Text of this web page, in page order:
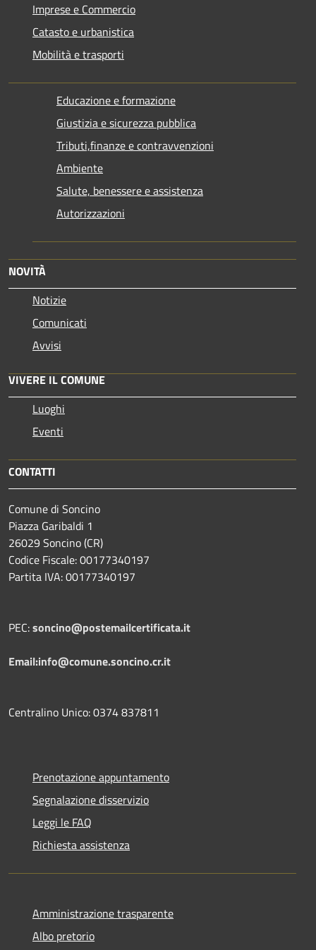
Imprese e Commercio
Catasto e urbanistica
Mobilità e trasporti
Educazione e formazione
Giustizia e sicurezza pubblica
Tributi,finanze e contravvenzioni
Ambiente
Salute, benessere e assistenza
Autorizzazioni
NOVITÀ
Notizie
Comunicati
Avvisi
VIVERE IL COMUNE
Luoghi
Eventi
CONTATTI
Comune di Soncino
Piazza Garibaldi 1
26029 Soncino (CR)
Codice Fiscale: 00177340197
Partita IVA: 00177340197
PEC:soncino@postemailcertificata.it
Email:info@comune.soncino.cr.it
Centralino Unico: 0374 837811
Prenotazione appuntamento
Segnalazione disservizio
Leggi le FAQ
Richiesta assistenza
Amministrazione trasparente
Albo pretorio